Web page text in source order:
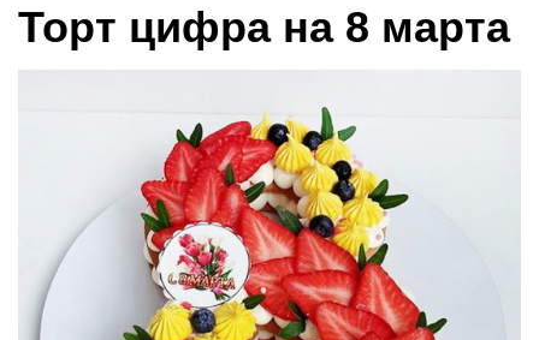
Торт цифра на 8 марта